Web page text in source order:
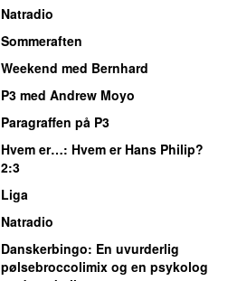
Natradio
Sommeraften
Weekend med Bernhard
P3 med Andrew Moyo
Paragraffen på P3
Hvem er…: Hvem er Hans Philip?
2:3
Liga
Natradio
Danskerbingo: En uvurderlig
pølsebroccolimix og en psykolog